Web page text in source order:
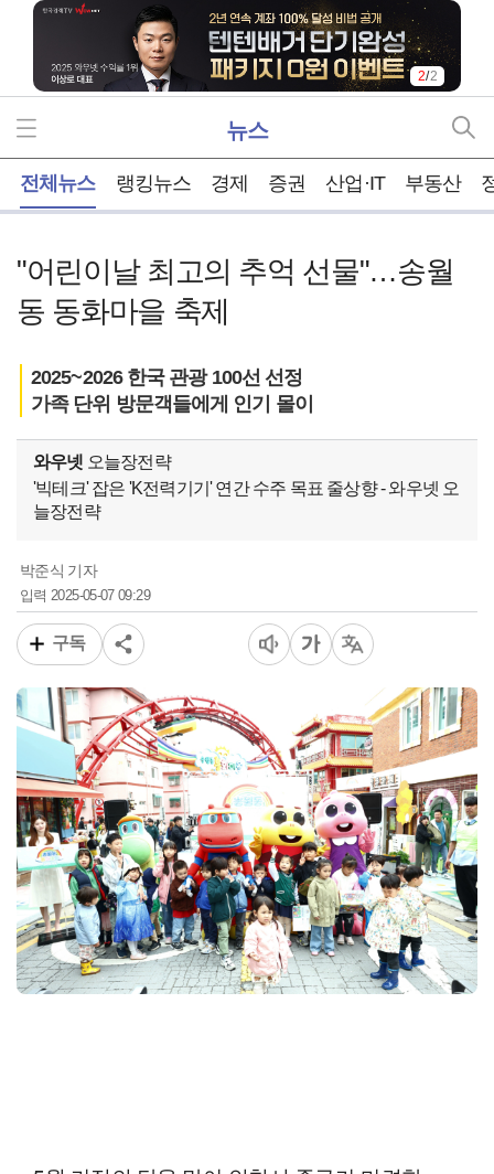
2/2
뉴스
전체뉴스 랭킹뉴스 경제 증권 산업·IT 부동산
"어린이날 최고의 추억 선물"…송월
동 동화마을 축제
2025~2026 한국 관광 100선 선정
가족 단위 방문객들에게 인기 몰이
와우넷 오늘장전략
'빅테크' 잡은 'K전력기기' 연간 수주 목표 줄상향 - 와우넷 오
늘장전략
박준식 기자
입력 2025-05-07 09:29
구독